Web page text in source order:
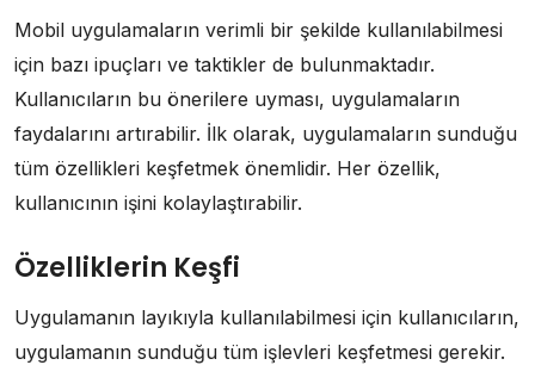
Mobil uygulamaların verimli bir şekilde kullanılabilmesi
için bazı ipuçları ve taktikler de bulunmaktadır.
Kullanıcıların bu önerilere uyması, uygulamaların
faydalarını artırabilir. İlk olarak, uygulamaların sunduğu
tüm özellikleri keşfetmek önemlidir. Her özellik,
kullanıcının işini kolaylaştırabilir.
Özelliklerin Keşfi
Uygulamanın layıkıyla kullanılabilmesi için kullanıcıların,
uygulamanın sunduğu tüm işlevleri keşfetmesi gerekir.